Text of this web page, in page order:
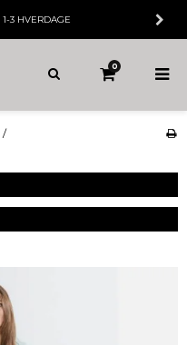
1-3 HVERDAGE
0
/